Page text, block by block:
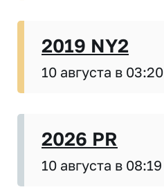
2019 NY2
10 августа в 03:20
2026 PR
10 августа в 08:19